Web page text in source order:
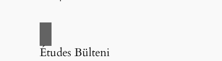
Études Bülteni